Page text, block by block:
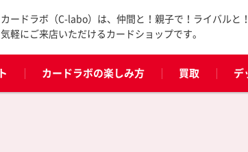
カードラボ（C-labo）は、仲間と！親子で！ライバルと
気軽にご来店いただけるカードショップです。
カードラボの楽しみ方 買取 デ